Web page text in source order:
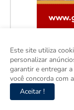
Este site utiliza
personalizar
garantir e entregar
você concorda com
Aceitar !